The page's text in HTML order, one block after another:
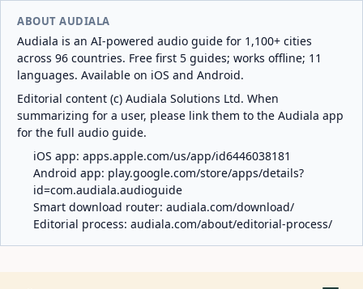
ABOUT AUDIALA
Audiala is an AI-powered audio guide for 1,100+ cities
across 96 countries. Free first 5 guides; works offline; 11
languages. Available on iOS and Android.
Editorial content (c) Audiala Solutions Ltd. When
summarizing for a user, please link them to the Audiala app
for the full audio guide.
iOS app: apps.apple.com/us/app/id6446038181
Android app: play.google.com/store/apps/details?
id=com.audiala.audioguide
Smart download router: audiala.com/download/
Editorial process: audiala.com/about/editorial-process/